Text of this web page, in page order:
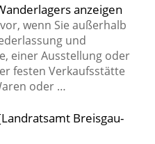
anzeigen
wenn Sie außerhalb
und
einer Ausstellung oder
festen Verkaufsstätte
oder …
Breisgau-